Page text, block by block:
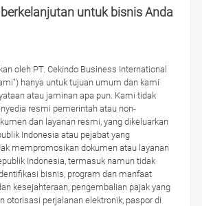
untuk bisnis Anda
oleh PT. Cekindo Business International
hanya untuk tujuan umum dan kami
atau jaminan apa pun. Kami tidak
resmi pemerintah atau non-
dan layanan resmi, yang dikeluarkan
Indonesia atau pejabat yang
mempromosikan dokumen atau layanan
Indonesia, termasuk namun tidak
bisnis, program dan manfaat
kesejahteraan, pengembalian pajak yang
otorisasi perjalanan elektronik, paspor di